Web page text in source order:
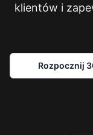
klientów i
Rozpocznij